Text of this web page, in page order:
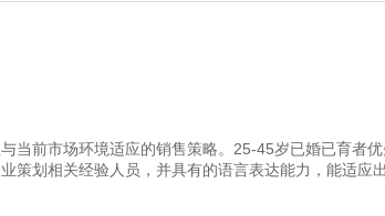
当前市场环境适应的销售策略。25-45岁已婚已育者
策划相关经验人员，并具有的语言表达能力，能适应